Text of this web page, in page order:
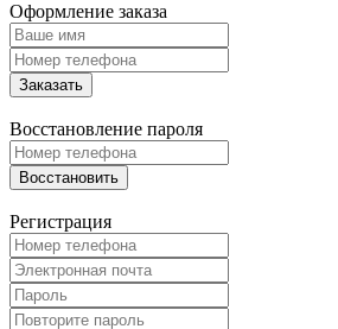
Оформление заказа
Заказать
Восстановление пароля
Восстановить
Регистрация